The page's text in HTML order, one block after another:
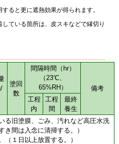
ると更に遮熱効果が得られます。
ている箇所は、皮スキなどで縁切り
塗回
数
間隔時間（hr）
（23℃、
65%RH）
備考
工程
内
工程
間
最終
養生
る旧塗膜、ごみ、汚れなど高圧水洗
き間は入念に清掃する。）
（１日以上放置する。）